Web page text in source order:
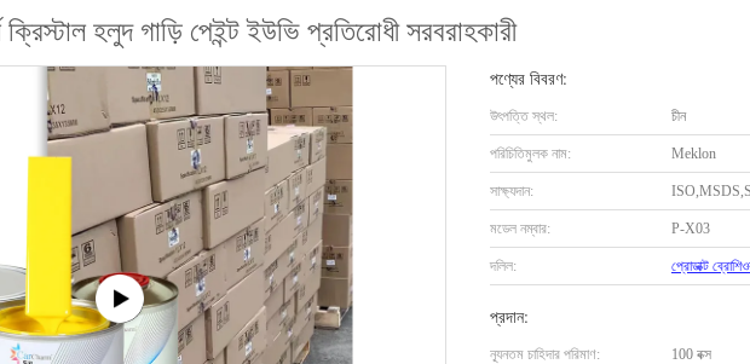
হলুদ গাড়ি পেইন্ট ইউভি প্রতিরোধী সরবরাহকারী
পণ্যের বিবরণ:
উৎপত্তি স্থল: চীন
পরিচিতিমুলক নাম: Meklon
সাক্ষ্যদান:
মডেল নম্বার: P-X03
দলিল: প্রোডাক্ট
প্রদান:
ন্যূনতম চাহিদার পরিমাণ: 100 বক্স